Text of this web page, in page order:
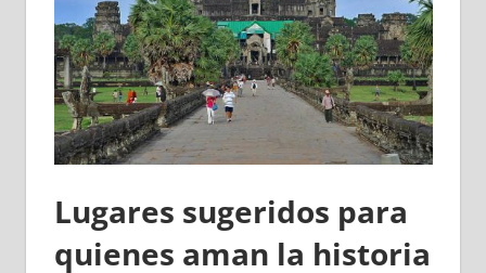
Lugares sugeridos para
quienes aman la historia